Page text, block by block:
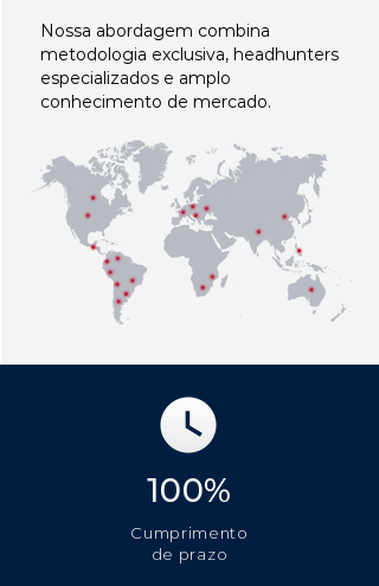
Nossa abordagem combina
metodologia exclusiva, headhunters
especializados e amplo
conhecimento de mercado.
100%
Cumprimento
de prazo